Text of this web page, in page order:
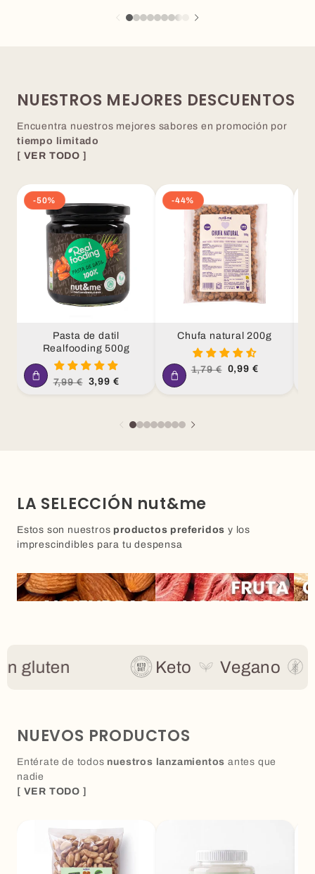
NUESTROS MEJORES DESCUENTOS
Encuentra nuestros mejores sabores en promoción por
tiempo limitado
[ VER TODO ]
-50%
Pasta de datil
Realfooding 500g
Precio
7,99 €
Precio3,99 €
-44%
Chufa natural 200g
Precio
1,79 €
Precio0,99 €
LA SELECCIÓN nut&me
Estos son nuestros productos preferidos y los
imprescindibles para tu despensa
Keto Vegano
NUEVOS PRODUCTOS
Entérate de todos nuestros lanzamientos antes que
nadie
[ VER TODO ]